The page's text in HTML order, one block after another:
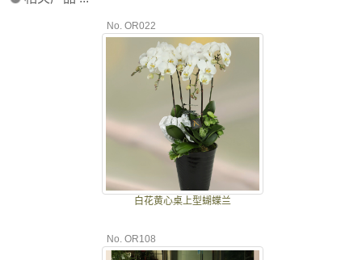
No. OR022
白花黄心桌上型蝴蝶兰
No. OR108